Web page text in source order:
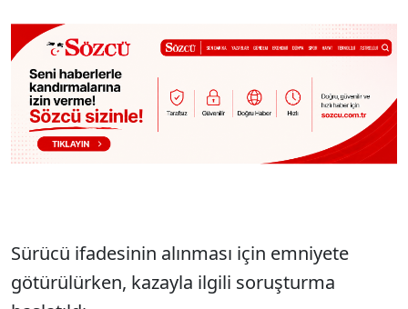
Sürücü ifadesinin alınması için emniyete
götürülürken, kazayla ilgili soruşturma